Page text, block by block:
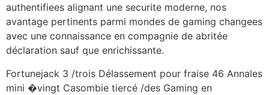
authentifiees alignant une securite moderne, nos
avantage pertinents parmi mondes de gaming changees
avec une connaissance en compagnie de abritée
déclaration sauf que enrichissante.
Fortunejack 3 /trois Délassement pour fraise 46 Annales
mini �vingt Casombie tiercé /des Gaming en